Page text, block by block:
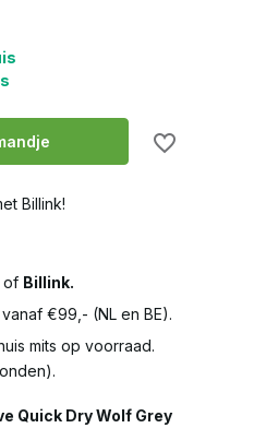
Billink!
of Billink.
€99,- (NL en BE).
mits op voorraad.
Quick Dry Wolf Grey